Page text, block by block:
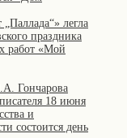
легла
праздника
работ «Мой
Гончарова
18 июня
и
состоится день